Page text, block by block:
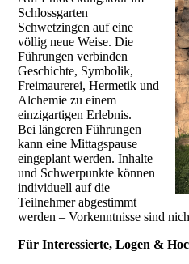
Schlossgarten
Schwetzingen auf eine
völlig neue Weise. Die
Führungen verbinden
Geschichte, Symbolik,
Freimaurerei, Hermetik und
Alchemie zu einem
einzigartigen Erlebnis.
Bei längeren Führungen
kann eine Mittagspause
eingeplant werden. Inhalte
und Schwerpunkte können
individuell auf die
Teilnehmer abgestimmt
werden – Vorkenntnisse sind
Für Interessierte, Logen &